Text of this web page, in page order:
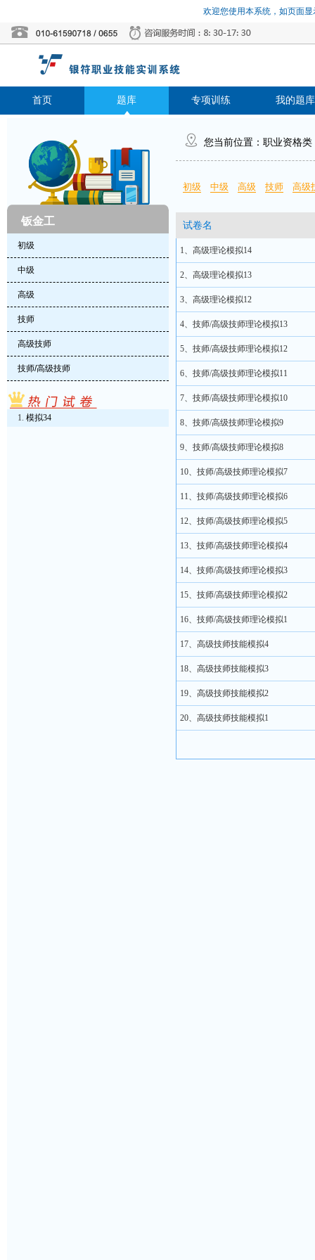
欢迎您使用本系统，如页面
首页 题库 专项训练 我的题库
钣金工
初级
中级
高级
技师
高级技师
技师/高级技师
模拟34
您当前位置： 职业资格类
初级 中级 高级 技师 高级
试卷名
1、高级理论模拟14
2、高级理论模拟13
3、高级理论模拟12
4、技师/高级技师理论模拟13
5、技师/高级技师理论模拟12
6、技师/高级技师理论模拟11
7、技师/高级技师理论模拟10
8、技师/高级技师理论模拟9
9、技师/高级技师理论模拟8
10、技师/高级技师理论模拟7
11、技师/高级技师理论模拟6
12、技师/高级技师理论模拟5
13、技师/高级技师理论模拟4
14、技师/高级技师理论模拟3
15、技师/高级技师理论模拟2
16、技师/高级技师理论模拟1
17、高级技师技能模拟4
18、高级技师技能模拟3
19、高级技师技能模拟2
20、高级技师技能模拟1